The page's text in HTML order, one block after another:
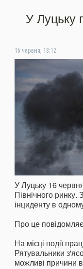
У Луцьку
16 червня, 18:12
У Луцьку 16
Північного ринку.
інциденту в
Про це
На місці події
Рятувальники
можливі причини